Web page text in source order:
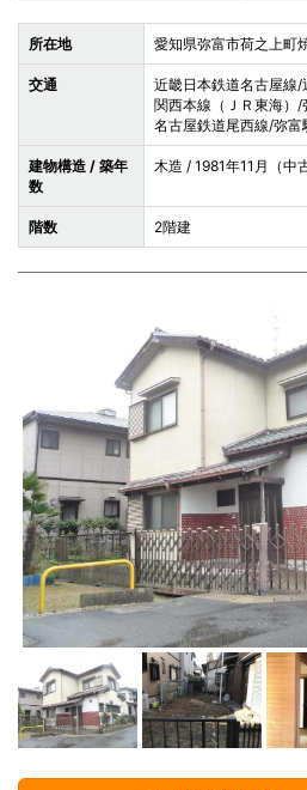
所在地 愛知県弥富市荷之上町
交通
近畿日本鉄道名古屋
関西本線（ＪＲ東海
名古屋鉄道尾西線/弥
建物構造 / 築年
数
木造 / 1981年11月（中
階数 2階建